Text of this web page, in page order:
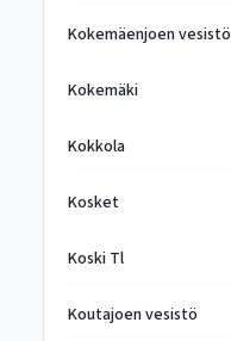
Kokemäenjoen vesistö
Kokemäki
Kokkola
Kosket
Koski Tl
Koutajoen vesistö